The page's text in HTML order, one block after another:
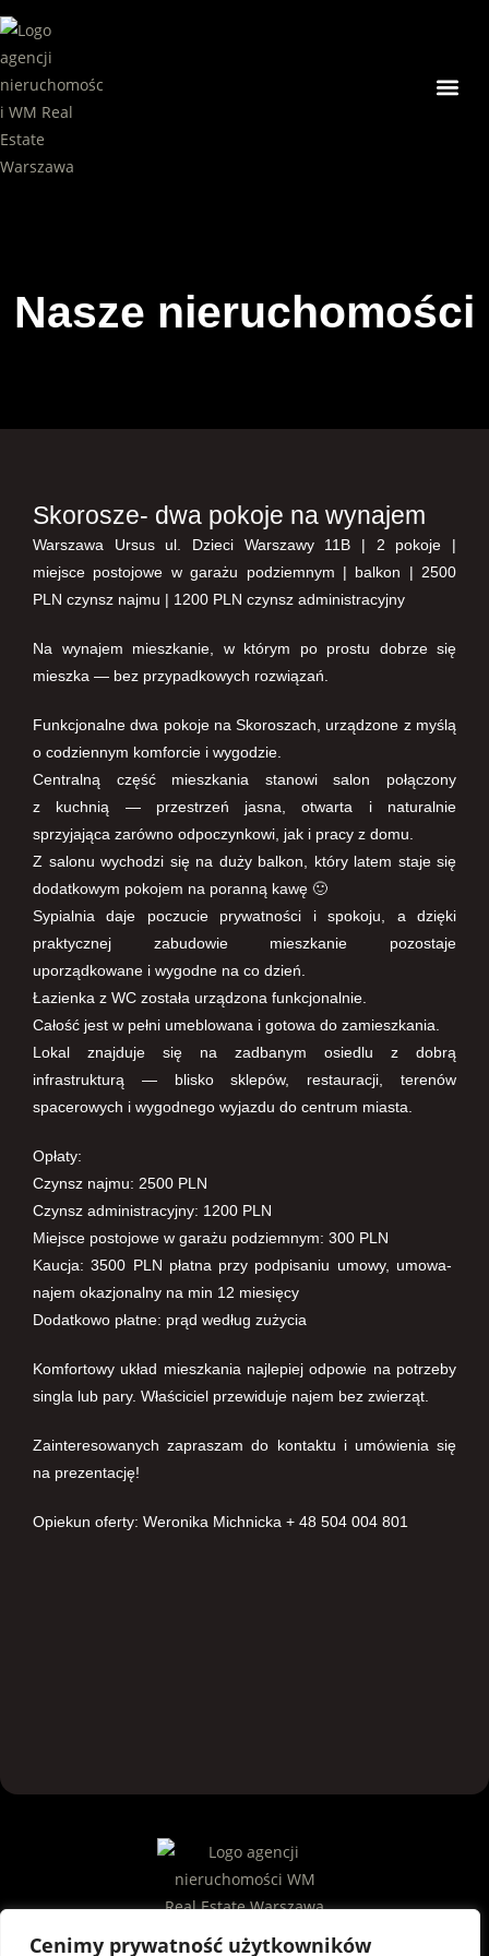
Cenimy prywatność użytkowników
Nasze nieruchomości
Skorosze- dwa pokoje na wynajem
Warszawa Ursus ul. Dzieci Warszawy 11B | 2 pokoje |
miejsce postojowe w garażu podziemnym | balkon | 2500
PLN czynsz najmu | 1200 PLN czynsz administracyjny
Na wynajem mieszkanie, w którym po prostu dobrze się
mieszka — bez przypadkowych rozwiązań.
Funkcjonalne dwa pokoje na Skoroszach, urządzone z myślą
o codziennym komforcie i wygodzie.
Centralną część mieszkania stanowi salon połączony
z kuchnią — przestrzeń jasna, otwarta i naturalnie
sprzyjająca zarówno odpoczynkowi, jak i pracy z domu.
Z salonu wychodzi się na duży balkon, który latem staje się
dodatkowym pokojem na poranną kawę 🙂
Sypialnia daje poczucie prywatności i spokoju, a dzięki
praktycznej zabudowie mieszkanie pozostaje
uporządkowane i wygodne na co dzień.
Łazienka z WC została urządzona funkcjonalnie.
Całość jest w pełni umeblowana i gotowa do zamieszkania.
Lokal znajduje się na zadbanym osiedlu z dobrą
infrastrukturą — blisko sklepów, restauracji, terenów
spacerowych i wygodnego wyjazdu do centrum miasta.
Opłaty:
Czynsz najmu: 2500 PLN
Czynsz administracyjny: 1200 PLN
Miejsce postojowe w garażu podziemnym: 300 PLN
Kaucja: 3500 PLN płatna przy podpisaniu umowy, umowa-
najem okazjonalny na min 12 miesięcy
Dodatkowo płatne: prąd według zużycia
Komfortowy układ mieszkania najlepiej odpowie na potrzeby
singla lub pary. Właściciel przewiduje najem bez zwierząt.
Zainteresowanych zapraszam do kontaktu i umówienia się
na prezentację!
Opiekun oferty: Weronika Michnicka + 48 504 004 801